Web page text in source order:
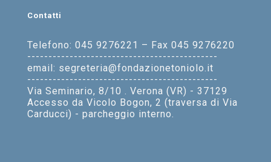
Contatti
Telefono: 045 9276221 – Fax 045 9276220
---------------------------------------------
email: segreteria@fondazionetoniolo.it
---------------------------------------------
Via Seminario, 8/10 . Verona (VR) - 37129
Accesso da Vicolo Bogon, 2 (traversa di Via
Carducci) - parcheggio interno.